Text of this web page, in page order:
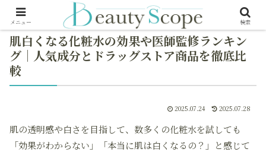
肌白くなる化粧水の効果や医師監修ランキン
グ｜人気成分とドラッグストア商品を徹底比
較
2025.07.24 2025.07.28
肌の透明感や白さを目指して、数多くの化粧水を試しても
「効果がわからない」「本当に肌は白くなるの？」と感じて
メニュー 検索